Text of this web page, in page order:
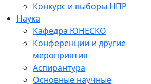
Конкурс и выборы НПР
Наука
Кафедра ЮНЕСКО
Конференции и другие
мероприятия
Аспирантура
Основные научные